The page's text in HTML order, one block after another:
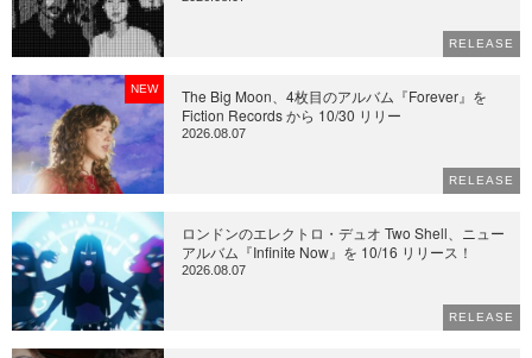
RELEASE
NEW
The Big Moon、4枚目のアルバム『Forever』を
Fiction Records から 10/30 リリー
2026.08.07
RELEASE
ロンドンのエレクトロ・デュオ Two Shell、ニュー
アルバム『Infinite Now』を 10/16 リリース！
2026.08.07
RELEASE